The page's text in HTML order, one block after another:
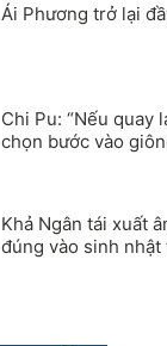
Ái Phương trở lại
Chi Pu: “Nếu quay
chọn bước vào
Khả Ngân tái xuất
đúng vào sinh nhật